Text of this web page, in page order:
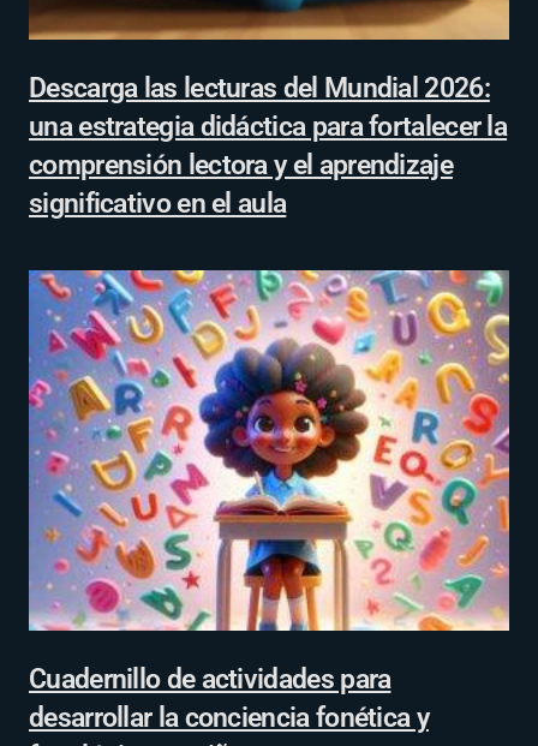
Descarga las lecturas del Mundial 2026:
una estrategia didáctica para fortalecer la
comprensión lectora y el aprendizaje
significativo en el aula
Cuadernillo de actividades para
desarrollar la conciencia fonética y